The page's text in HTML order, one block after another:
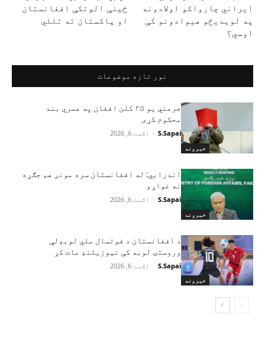
ځینې الوتکې افغانستان
او پاکستان ته تللي
ایراني چارواکو اولادونه
په لوېدیځو هیوادونو کې
اوسي؟
نور تازه موضوعات
خبرونه
جرمني یو ۲۵ کلن افغان په عمري بند
محکوم کړی
S.Sapai
- اګست 6, 2026
خبرونه
اندرابي: له افغانستان سره مونږ هم جګړه
نه غواړو
S.Sapai
- اګست 6, 2026
خبرونه
د افغانستان د فوتسال ملي لوبډلې
وروستۍ لوبه کې نیوزیلنډ مات کړ
S.Sapai
- اګست 6, 2026